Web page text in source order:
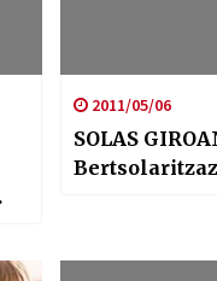
2011/05/06
SOLAS
Bertsolaritzaz